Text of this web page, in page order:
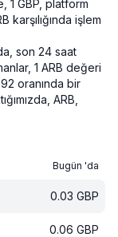
1 GBP, platform
karşılığında işlem
son 24 saat
1 ARB değeri
oranında bir
ARB,
Bugün 'da
0.03 GBP
0.06 GBP